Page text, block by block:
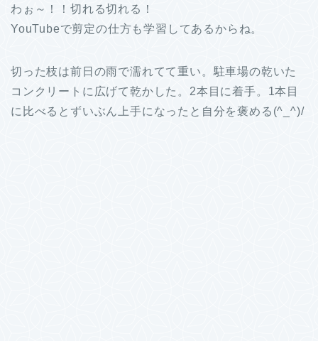
わぉ～！！切れる切れる！
YouTubeで剪定の仕方も学習してあるからね。
切った枝は前日の雨で濡れてて重い。駐車場の乾いた
コンクリートに広げて乾かした。2本目に着手。1本目
に比べるとずいぶん上手になったと自分を褒める(^_^)/